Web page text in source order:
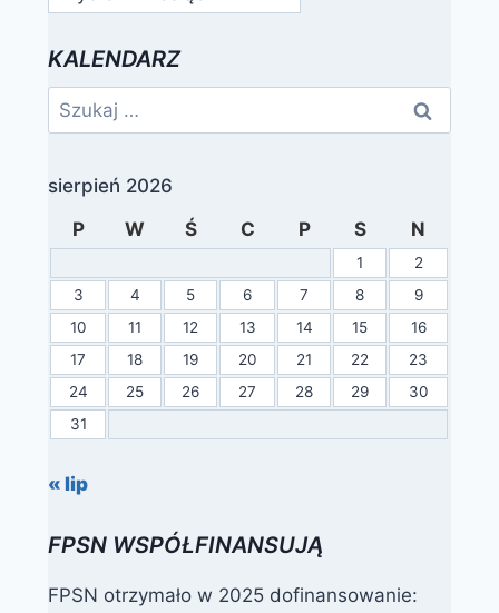
KALENDARZ
Szukaj:
sierpień 2026
P
W Ś C P S N
1
2
3
4 5 6 7 8
9
10
11 12 13 14 15
16
17
18 19 20 21 22
23
24
25 26 27 28 29
30
31
« lip
FPSN WSPÓŁFINANSUJĄ
FPSN otrzymało w 2025 dofinansowanie: